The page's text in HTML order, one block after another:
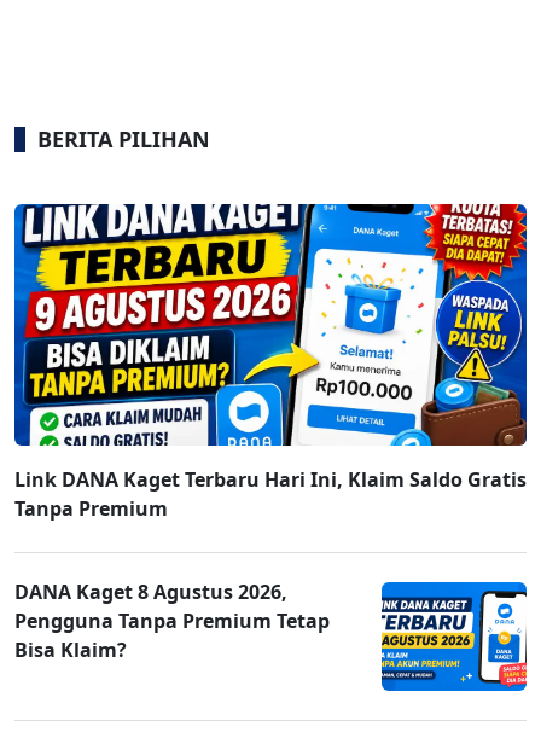
BERITA PILIHAN
Link DANA Kaget Terbaru Hari Ini, Klaim Saldo Gratis
Tanpa Premium
DANA Kaget 8 Agustus 2026,
Pengguna Tanpa Premium Tetap
Bisa Klaim?